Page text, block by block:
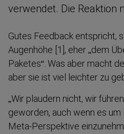
verwendet. Die Reaktion
Gutes Feedback entspricht,
Augenhöhe [1], eher „dem
Paketes“. Was aber macht
aber sie ist viel leichter zu
„Wir plaudern nicht, wir
geworden, auch wenn es
Meta-​Perspektive